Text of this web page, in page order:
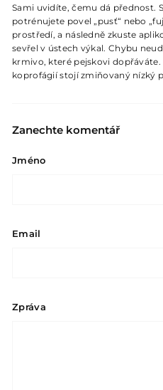
Sami uvidíte, čemu dá přednost.
potrénujete povel „pusť“ nebo
prostředí, a následně zkuste
sevřel v ústech výkal. Chybu
krmivo, které pejskovi
koprofágií stojí zmiňovaný nízký
Zanechte komentář
Jméno
Email
Zpráva